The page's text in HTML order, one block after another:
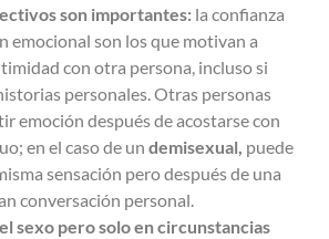
son importantes: la confianza
emocional son los que motivan a
con otra persona, incluso si
personales. Otras personas
emoción después de acostarse con
en el caso de un demisexual, puede
sensación pero después de una
conversación personal.
sexo pero solo en circunstancias